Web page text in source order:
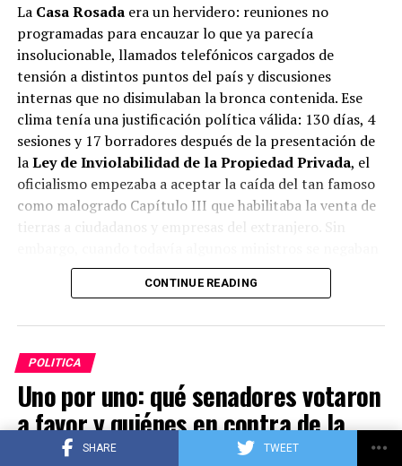
SHARE TWEET
La Casa Rosada era un hervidero: reuniones no
programadas para encauzar lo que ya parecía
insolucionable, llamados telefónicos cargados de
tensión a distintos puntos del país y discusiones
internas que no disimulaban la bronca contenida. Ese
clima tenía una justificación política válida: 130 días, 4
sesiones y 17 borradores después de la presentación de
laLey de Inviolabilidad de la Propiedad Privada, el
oficialismo empezaba a aceptar la caída del tan famoso
como malogrado Capítulo III que habilitaba la venta de
tierras a ciudadanos y empresas del extranjero. Sin
a digerir esa realidad, el grito de un funcionario de
primerísimo nivel presagió el peor final.
-¡Cerramos la grieta! ¡No se puede creer, esto es una
cosa de locos! Listo, cerremos todo…
ADVERTISEMENT
CONTINUE READING
POLITICA
Uno por uno: qué senadores votaron
a favor y quiénes en contra de la
Ley de Propiedad Privada